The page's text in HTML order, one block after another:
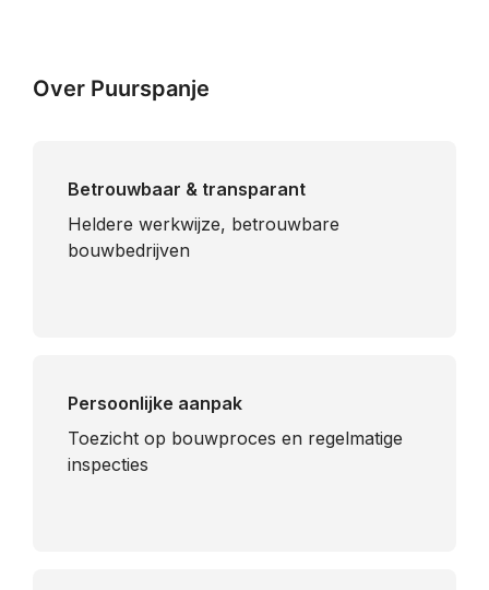
Over Puurspanje
Betrouwbaar & transparant
Heldere werkwijze, betrouwbare
bouwbedrijven
Persoonlijke aanpak
Toezicht op bouwproces en regelmatige
inspecties